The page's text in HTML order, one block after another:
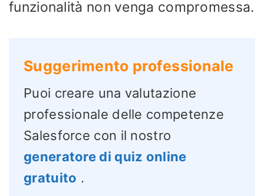
funzionalità non venga compromessa.
Suggerimento professionale
Puoi creare una valutazione
professionale delle competenze
Salesforce con il nostro
generatore di quiz online
gratuito .